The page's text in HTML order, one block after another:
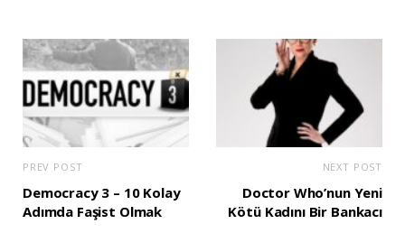
PREV POST
Democracy 3 – 10 Kolay
Adımda Faşist Olmak
NEXT POST
Doctor Who’nun Yeni
Kötü Kadını Bir Bankacı